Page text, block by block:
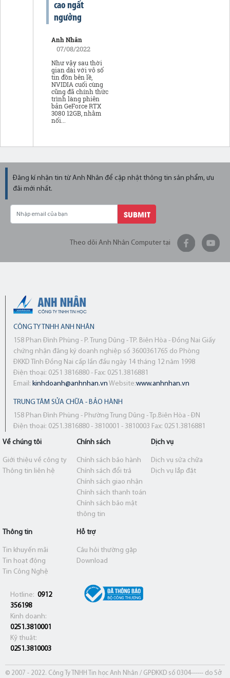
cao ngất
ngưởng
Anh Nhân
07/08/2022
Như vậy sau thời
gian dài với vô số
tin đồn bên lề,
NVIDIA cuối cùng
cũng đã chính thức
trình làng phiên
bản GeForce RTX
3080 12GB, nhằm
nối...
Đăng kí nhận tin từ Anh Nhân để cập nhật thông tin sản phẩm, ưu
đãi mới nhất.
SUBMIT
Theo dõi Anh Nhân Computer tại
CÔNG TY TNHH ANH NHÂN
158 Phan Đình Phùng - P. Trung Dũng - TP. Biên Hòa - Đồng Nai Giấy
chứng nhận đăng ký doanh nghiệp số 3600361765 do Phòng
ĐKKD Tỉnh Đồng Nai cấp lần đầu ngày 14 tháng 12 năm 1998
Điện thoại: 0251 3816880 - Fax: 0251.3816881
Email: kinhdoanh@anhnhan.vn Website:www.anhnhan.vn
TRUNG TÂM SỬA CHỮA - BẢO HÀNH
158 Phan Đình Phùng - Phường Trung Dũng - Tp.Biên Hòa - ĐN
Điện thoại: 0251.3816880 - 3810001 - 3810003 Fax: 0251.3816881
Về chúng tôi
Giới thiệu về công ty
Thông tin liên hệ
Chính sách
Chính sách bảo hành
Chính sách đổi trả
Chính sách giao nhận
Chính sách thanh toán
Chính sách bảo mật
thông tin
Dịch vụ
Dịch vụ sửa chữa
Dịch vụ lắp đặt
Thông tin
Tin khuyến mãi
Tin hoạt động
Tin Công Nghệ
Hỗ trợ
Câu hỏi thường gặp
Download
Hotline: 0912
356198
Kinh doanh:
0251.3810001
Kỹ thuật:
0251.3810003
© 2007 - 2022. Công Ty TNHH Tin học Anh Nhân / GPĐKKD số 0304------ do Sở